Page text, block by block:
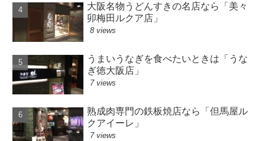
大阪名物うどんすきの名店なら「美々
卯梅田ルクア店」
8 views
うまいうなぎを食べたいときは「うな
ぎ徳大阪店」
7 views
熟成肉専門の鉄板焼店なら「但馬屋ル
クアイーレ」
7 views